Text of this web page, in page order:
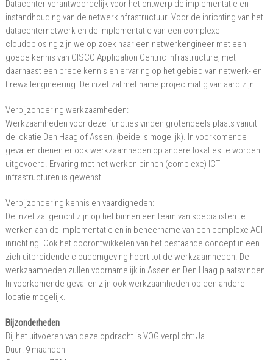
Datacenter verantwoordelijk voor het ontwerp de implementatie en
instandhouding van de netwerkinfrastructuur. Voor de inrichting van het
datacenternetwerk en de implementatie van een complexe
cloudoplosing zijn we op zoek naar een netwerkengineer met een
goede kennis van CISCO Application Centric Infrastructure, met
daarnaast een brede kennis en ervaring op het gebied van netwerk- en
firewallengineering. De inzet zal met name projectmatig van aard zijn.
Verbijzondering werkzaamheden:
Werkzaamheden voor deze functies vinden grotendeels plaats vanuit
de lokatie Den Haag of Assen. (beide is mogelijk). In voorkomende
gevallen dienen er ook werkzaamheden op andere lokaties te worden
uitgevoerd. Ervaring met het werken binnen (complexe) ICT
infrastructuren is gewenst.
Verbijzondering kennis en vaardigheden:
De inzet zal gericht zijn op het binnen een team van specialisten te
werken aan de implementatie en in beheername van een complexe ACI
inrichting. Ook het doorontwikkelen van het bestaande concept in een
zich uitbreidende cloudomgeving hoort tot de werkzaamheden. De
werkzaamheden zullen voornamelijk in Assen en Den Haag plaatsvinden.
In voorkomende gevallen zijn ook werkzaamheden op een andere
locatie mogelijk.
Bijzonderheden
Bij het uitvoeren van deze opdracht is VOG verplicht: Ja
Duur: 9 maanden